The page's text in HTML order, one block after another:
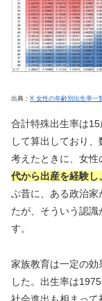
出典： X 女性の年齢別出生率一
合計特殊出生率は
して算出しており
考えたときに、女性
代から出産を経験し
ぶ昔に、ある政治家
たが、そういう認
す。
家族教育は一定の効
した。出生率は
社会進出も相まっ